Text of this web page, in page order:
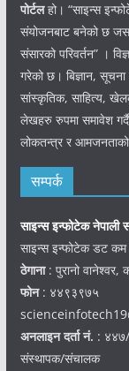
पोर्टलहो। “साइन्स
संयोजनबाट बनेको छ
संसारको परिवर्तन” ।
गरेको छ। बिज्ञान,
सांस्कृतिक, साहित्य,
लेखहरु रुपमा समावेश गर्दै
लोकतन्त्र र आमजनताको
सम्पर्क
साइन्स इन्फोटेक
साइन्स इन्फोटेक डट कम
ठेगाना: पुरानो वानेश्वर,
फोन: ४४९३९७५
अनलाइन दर्ता नं. :
संस्थापक/संचालक